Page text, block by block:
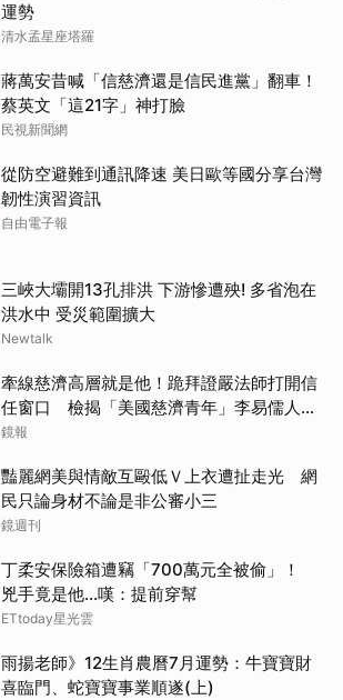
運勢
清水孟星座塔羅
蔣萬安昔喊「信慈濟還是信民進黨」翻車！
蔡英文「這21字」神打臉
民視新聞網
從防空避難到通訊降速 美日歐等國分享台灣
韌性演習資訊
自由電子報
三峽大壩開13孔排洪 下游慘遭殃! 多省泡在
洪水中 受災範圍擴大
Newtalk
牽線慈濟高層就是他！跪拜證嚴法師打開信
任窗口 檢揭「美國慈濟青年」李易儒人脈
網絡
鏡報
豔麗網美與情敵互毆低Ｖ上衣遭扯走光 網
民只論身材不論是非公審小三
鏡週刊
丁柔安保險箱遭竊「700萬元全被偷」！
兇手竟是他...嘆：提前穿幫
ETtoday星光雲
雨揚老師》12生肖農曆7月運勢：牛寶寶財
喜臨門、蛇寶寶事業順遂(上)